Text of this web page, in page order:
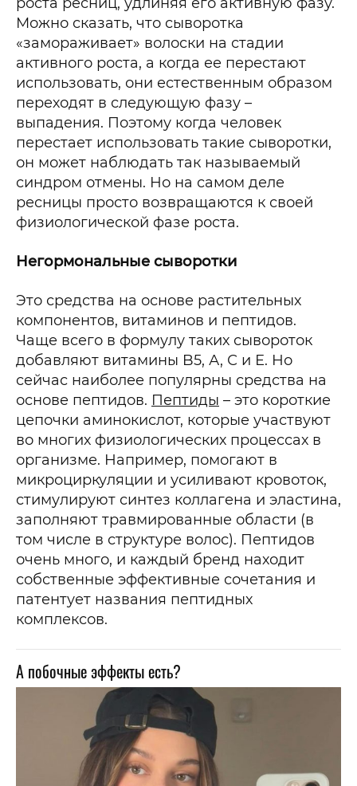
Можно сказать, что сыворотка
«замораживает» волоски на стадии
активного роста, а когда ее перестают
использовать, они естественным образом
переходят в следующую фазу –
выпадения. Поэтому когда человек
перестает использовать такие сыворотки,
он может наблюдать так называемый
синдром отмены. Но на самом деле
ресницы просто возвращаются к своей
физиологической фазе роста.
Негормональные сыворотки
Это средства на основе растительных
компонентов, витаминов и пептидов.
Чаще всего в формулу таких сывороток
добавляют витамины B5, А, С и Е. Но
сейчас наиболее популярны средства на
основе пептидов. Пептиды – это короткие
цепочки аминокислот, которые участвуют
во многих физиологических процессах в
организме. Например, помогают в
микроциркуляции и усиливают кровоток,
стимулируют синтез коллагена и эластина,
заполняют травмированные области (в
том числе в структуре волос). Пептидов
очень много, и каждый бренд находит
собственные эффективные сочетания и
патентует названия пептидных
комплексов.
А побочные эффекты есть?